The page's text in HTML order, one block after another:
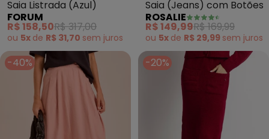
Saia Listrada (Azul)
FORUM
R$ 158,50R$ 317,00
ou 5x de R$ 31,70 sem juros
Saia (Jeans) com Botões
ROSALIE
R$ 149,99R$ 169,99
ou 5x de R$ 29,99 sem juros
-40% -20%